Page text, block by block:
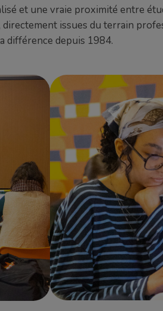
et une vraie proximité entre
issues du terrain
différence depuis 1984.